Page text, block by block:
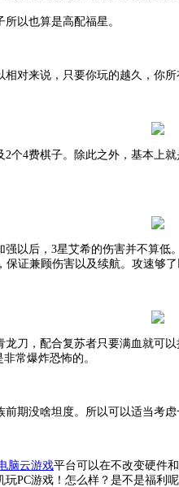
以也算是高配福星。
对来说，只要你玩的越久，你
个4费棋子。除此之外，基本上
以后， 3星艾希的伤害并不算低
证兼顾伤害以及续航。攻速够
刀，配合复苏者只要满血就
常爆炸恐怖的。
期没啥坦度。所以可以适当考虑
脑云游戏平台可以在不改变硬件
PC游戏！怎么样？是不是福利